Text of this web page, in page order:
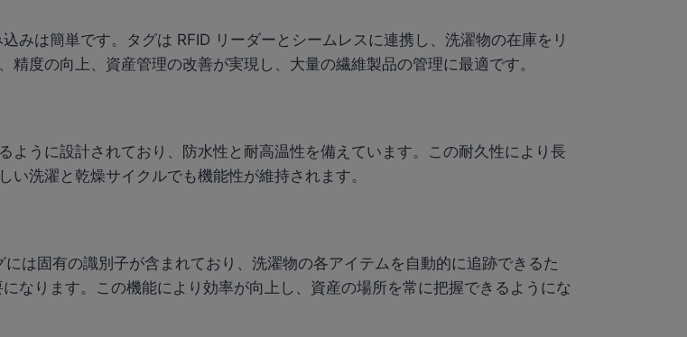
みは簡単です。タグは RFID リーダーとシームレスに連携し、洗濯物の在庫をリ
度の向上、資産管理の改善が実現し、大量の繊維製品の管理に最適です。
ように設計されており、防水性と耐高温性を備えています。この耐久性により長
洗濯と乾燥サイクルでも機能性が維持されます。
は固有の識別子が含まれており、洗濯物の各アイテムを自動的に追跡できるた
なります。この機能により効率が向上し、資産の場所を常に把握できるようにな